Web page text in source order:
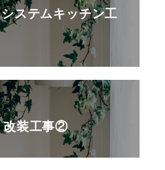
テムキッチン工
装工事②